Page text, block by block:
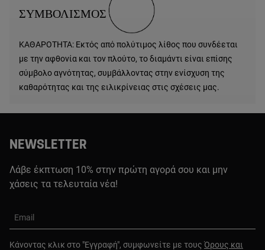
ΣΥΜΒΟΛΙΣΜΟΣ
ΚΑΘΑΡΟΤΗΤΑ: Εκτός από πολύτιμος λίθος που συνδέεται
με την αφθονία και τον πλούτο, το διαμάντι είναι επίσης
σύμβολο αγνότητας, συμβάλλοντας στην ενίσχυση της
καθαρότητας και της ειλικρίνειας στις σχέσεις μας.
NEWSLETTER
Λάβε έκπτωση 10% στην πρώτη αγορά σου και μην
χάσεις τα τελευταία νέα!
Email
Κάνοντας κλικ στο "Εγγραφή", συμφωνείτε με τους Όρους και